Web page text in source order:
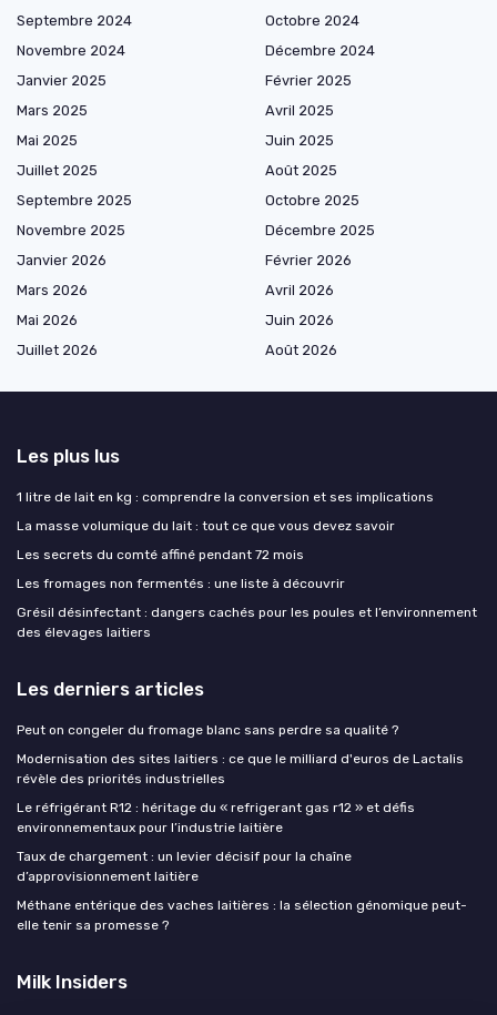
Septembre 2024
Octobre 2024
Novembre 2024
Décembre 2024
Janvier 2025
Février 2025
Mars 2025
Avril 2025
Mai 2025
Juin 2025
Juillet 2025
Août 2025
Septembre 2025
Octobre 2025
Novembre 2025
Décembre 2025
Janvier 2026
Février 2026
Mars 2026
Avril 2026
Mai 2026
Juin 2026
Juillet 2026
Août 2026
Les plus lus
1 litre de lait en kg : comprendre la conversion et ses implications
La masse volumique du lait : tout ce que vous devez savoir
Les secrets du comté affiné pendant 72 mois
Les fromages non fermentés : une liste à découvrir
Grésil désinfectant : dangers cachés pour les poules et l’environnement
des élevages laitiers
Les derniers articles
Peut on congeler du fromage blanc sans perdre sa qualité ?
Modernisation des sites laitiers : ce que le milliard d'euros de Lactalis
révèle des priorités industrielles
Le réfrigérant R12 : héritage du « refrigerant gas r12 » et défis
environnementaux pour l’industrie laitière
Taux de chargement : un levier décisif pour la chaîne
d’approvisionnement laitière
Méthane entérique des vaches laitières : la sélection génomique peut-
elle tenir sa promesse ?
Milk Insiders